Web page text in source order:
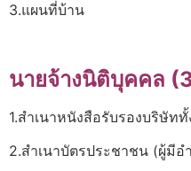
3.แผนที่บ้าน
นายจ้างนิติบุคคล
1.สำเนาหนังสือรับรองบริษัท
2.สำเนาบัตรประชาชน (ผู้มีอ